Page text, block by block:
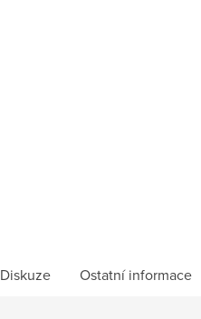
Diskuze Ostatní informace